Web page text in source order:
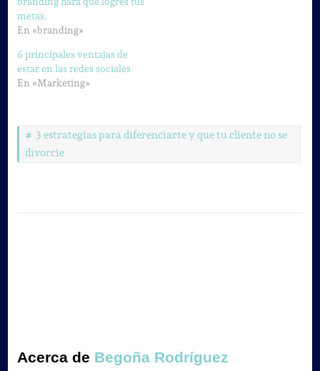
metas.
En «branding»
6 principales ventajas de
estar en las redes sociales
En «Marketing»
3 estrategias para diferenciarte y que tu cliente no se
divorcie
Acerca de Begoña Rodríguez